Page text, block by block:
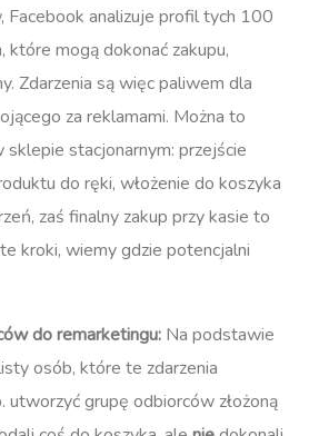
Facebook analizuje profil tych 100
które mogą dokonać zakupu,
Zdarzenia są więc paliwem dla
za reklamami. Można to
stacjonarnym: przejście
do ręki, włożenie do koszyka
zaś finalny zakup przy kasie to
kroki, wiemy gdzie potencjalni
do remarketingu: Na podstawie
osób, które te zdarzenia
utworzyć grupę odbiorców złożoną